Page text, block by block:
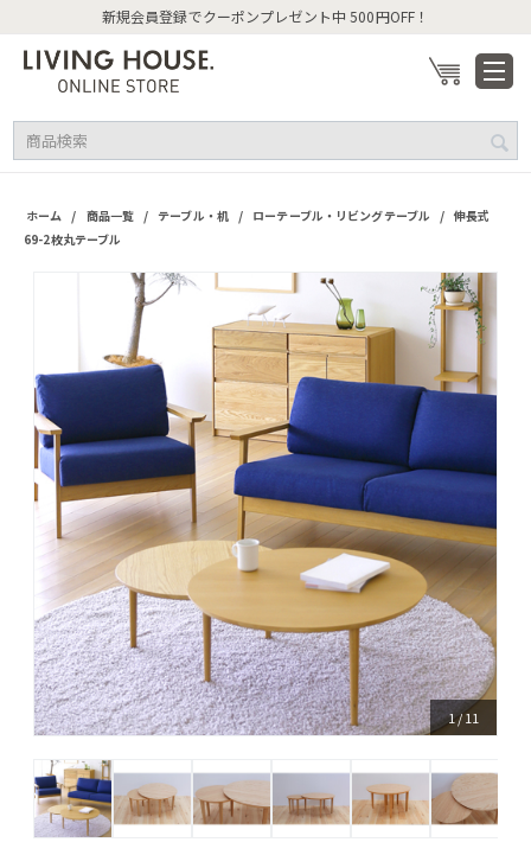
新規会員登録でクーポンプレゼント中 500円OFF！
ホーム / 商品一覧 / テーブル・机 / ローテーブル・リビングテーブル / 伸長式
69-2枚丸テーブル
1/11